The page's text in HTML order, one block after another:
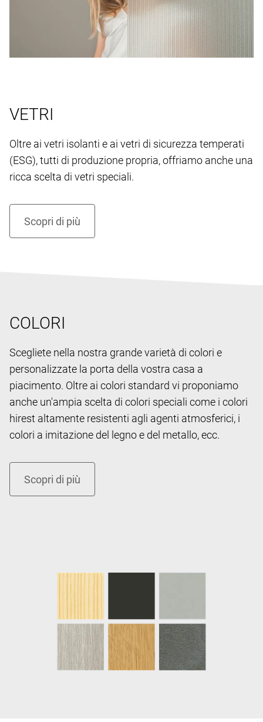
VETRI
Oltre ai vetri isolanti e ai vetri di sicurezza temperati
(ESG), tutti di produzione propria, offriamo anche una
ricca scelta di vetri speciali.
COLORI
Scegliete nella nostra grande varietà di colori e
personalizzate la porta della vostra casa a
piacimento. Oltre ai colori standard vi proponiamo
anche un'ampia scelta di colori speciali come i colori
hirest altamente resistenti agli agenti atmosferici, i
colori a imitazione del legno e del metallo, ecc.